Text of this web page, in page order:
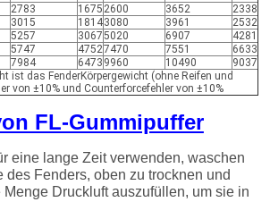
2783 1675 2600 3652
2338
3015 18143080 3961
2532
5257 30675020 6907
4281
5747 47527470 7551
6633
7984 6473 9960 10490
9037
ist das FenderKörpergewicht (ohne Reifen und
von ±10% und Counterforcefehler von ±10%
FL-Gummipuffer
eine lange Zeit verwenden, waschen
des Fenders, oben zu trocknen und
Druckluft auszufüllen, um sie in